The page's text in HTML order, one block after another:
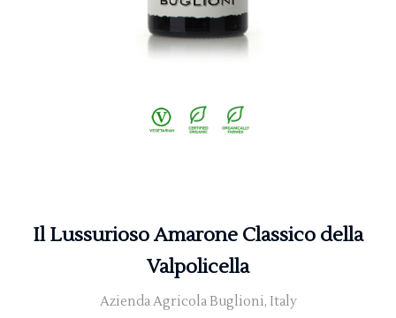
Il Lussurioso Amarone Classico della
Valpolicella
Azienda Agricola Buglioni, Italy